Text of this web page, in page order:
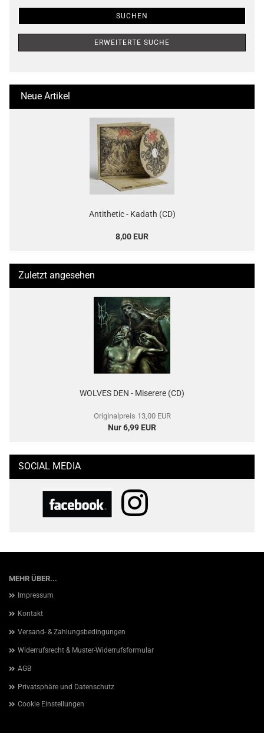
SUCHEN
ERWEITERTE SUCHE
Neue Artikel
Antithetic - Kadath (CD)
8,00 EUR
Zuletzt angesehen
WOLVES DEN - Miserere (CD)
Originalpreis 13,00 EUR
Nur 6,99 EUR
SOCIAL MEDIA
MEHR ÜBER...
Impressum
Kontakt
Versand- & Zahlungsbedingungen
Widerrufsrecht & Muster-Widerrufsformular
AGB
Privatsphäre und Datenschutz
Cookie Einstellungen